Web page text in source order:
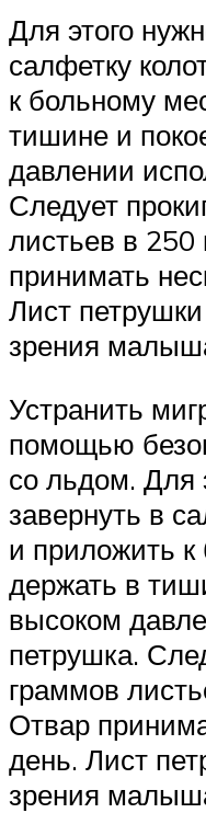
Для этого
салфетку
к больному
тишине и
давлении
Следует
листьев в
принимать
Лист
зрения
Устранить
помощью
со льдом. Для
завернуть в
и приложить к
держать в
высоком
петрушка.
граммов
Отвар
день. Лист
зрения